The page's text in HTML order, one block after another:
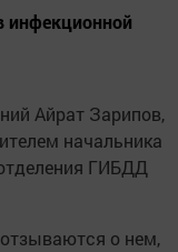
инфекционной
Айрат Зарипов,
начальника
ГИБДД
о нем,